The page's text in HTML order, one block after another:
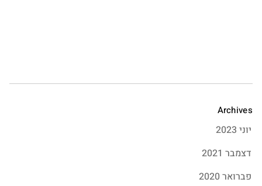
Archives
יוני 2023
דצמבר 2021
פברואר 2020